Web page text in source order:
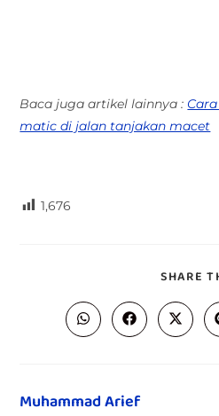
Baca juga artikel lainnya :
matic di jalan tanjakan macet
1,676
SHARE
Muhammad Arief